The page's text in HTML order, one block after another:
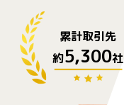
累計取引先
約5,300社